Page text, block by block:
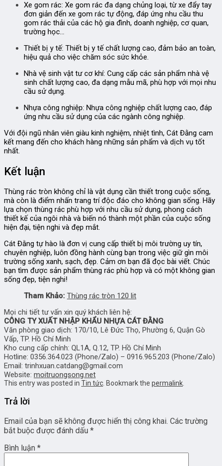
Xe gom rác: Xe gom rác đa dạng chủng loại, từ xe đẩy tay
đơn giản đến xe gom rác tự động, đáp ứng nhu cầu thu
gom rác thải của các hộ gia đình, doanh nghiệp, cơ quan,
trường học…
Thiết bị y tế: Thiết bị y tế chất lượng cao, đảm bảo an toàn,
hiệu quả cho việc chăm sóc sức khỏe.
Nhà vệ sinh vật tư cơ khí: Cung cấp các sản phẩm nhà vệ
sinh chất lượng cao, đa dạng mẫu mã, phù hợp với mọi nhu
cầu sử dụng.
Nhựa công nghiệp: Nhựa công nghiệp chất lượng cao, đáp
ứng nhu cầu sử dụng của các ngành công nghiệp.
Với đội ngũ nhân viên giàu kinh nghiệm, nhiệt tình, Cát Đằng cam
kết mang đến cho khách hàng những sản phẩm và dịch vụ tốt
nhất.
Kết luận
Thùng rác tròn không chỉ là vật dụng cần thiết trong cuộc sống,
mà còn là điểm nhấn trang trí độc đáo cho không gian sống. Hãy
lựa chọn thùng rác phù hợp với nhu cầu sử dụng, phong cách
thiết kế của ngôi nhà và biến nó thành một phần của cuộc sống
hiện đại, tiện nghi và đẹp mắt.
Cát Đằng tự hào là đơn vị cung cấp thiết bị môi trường uy tín,
chuyên nghiệp, luôn đồng hành cùng bạn trong việc giữ gìn môi
trường sống xanh, sạch, đẹp. Cảm ơn bạn đã đọc bài viết. Chúc
bạn tìm được sản phẩm thùng rác phù hợp và có một không gian
sống đẹp, tiện nghi!
Tham Khảo: Thùng rác tròn 120 lit
Mọi chi tiết tư vấn xin quý khách liên hệ:
CÔNG TY XUẤT NHẬP KHẨU NHỰA CÁT ĐẰNG
Văn phòng giao dịch: 170/10, Lê Đức Thọ, Phường 6, Quận Gò
Vấp, TP. Hồ Chí Minh
Kho cung cấp chính: QL1A, Q.12, TP. Hồ Chí Minh
Hotline: 0356.364.023 (Phone/Zalo) – 0916.965.203 (Phone/Zalo)
Email: trinhxuan.catdang@gmail.com
Website: moitruongsong.net
This entry was posted in Tin tức . Bookmark the permalink
Trả lời
Email của bạn sẽ không được hiển thị công khai. Các trường
bắt buộc được đánh dấu *
Bình luận *